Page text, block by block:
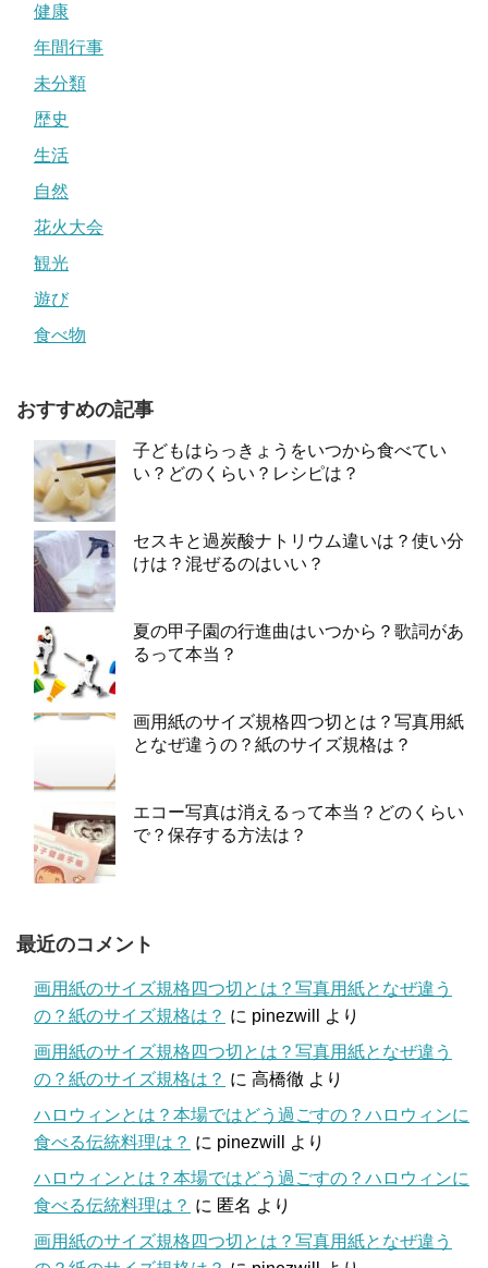
健康
年間行事
未分類
歴史
生活
自然
花火大会
観光
遊び
食べ物
おすすめの記事
子どもはらっきょうをいつから食べてい
い？どのくらい？レシピは？
セスキと過炭酸ナトリウム違いは？使い分
けは？混ぜるのはいい？
夏の甲子園の行進曲はいつから？歌詞があ
るって本当？
画用紙のサイズ規格四つ切とは？写真用紙
となぜ違うの？紙のサイズ規格は？
エコー写真は消えるって本当？どのくらい
で？保存する方法は？
最近のコメント
画用紙のサイズ規格四つ切とは？写真用紙となぜ違う
の？紙のサイズ規格は？ に pinezwill
より
画用紙のサイズ規格四つ切とは？写真用紙となぜ違う
の？紙のサイズ規格は？ に 高橋徹 より
ハロウィンとは？本場ではどう過ごすの？ハロウィンに
食べる伝統料理は？ に pinezwill
より
ハロウィンとは？本場ではどう過ごすの？ハロウィンに
食べる伝統料理は？ に 匿名 より
画用紙のサイズ規格四つ切とは？写真用紙となぜ違う